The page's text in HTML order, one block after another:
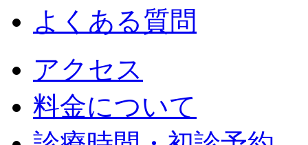
よくある質問
アクセス
料金について